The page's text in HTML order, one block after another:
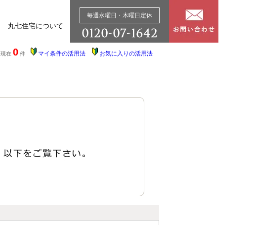
丸七住宅について
毎週水曜日・木曜日定休
現在 0 件 マイ条件の活用法 お気に入りの活用法